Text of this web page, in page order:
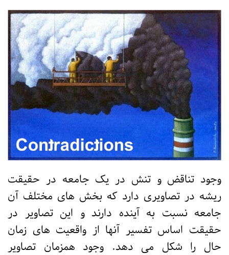
وجود تناقض و تنش در یک جامعه در حقیقت
ریشه در تصاویری دارد که بخش های مختلف آن
جامعه نسبت به آینده دارند و این تصاویر در
حقیقت اساس تفسیر آنها از واقعیت های زمان
حال را شکل می دهد. وجود همزمان تصاویر